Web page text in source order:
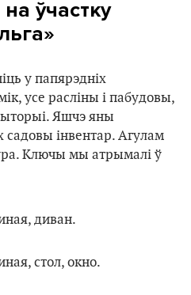
ўчастку
у папярэдніх
усе расліны і пабудовы,
Яшчэ яны
садовы інвентар. Агулам
Ключы мы атрымалі ў